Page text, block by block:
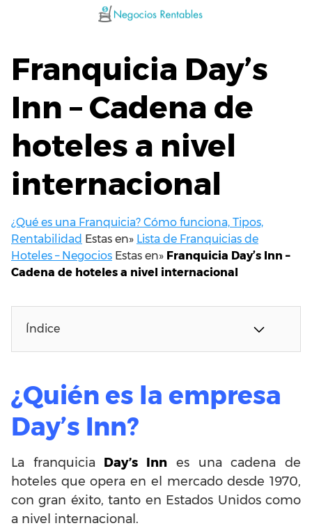
Franquicia Day’s
Inn – Cadena de
hoteles a nivel
internacional
¿Qué es una Franquicia? Cómo funciona, Tipos,
Rentabilidad Estas en» Lista de Franquicias de
Hoteles – Negocios Estas en» Franquicia Day’s Inn –
Cadena de hoteles a nivel internacional
Índice
¿Quién es la empresa
Day’s Inn?
La franquicia Day’s Inn es una cadena de
hoteles que opera en el mercado desde 1970,
con gran éxito, tanto en Estados Unidos como
a nivel internacional.